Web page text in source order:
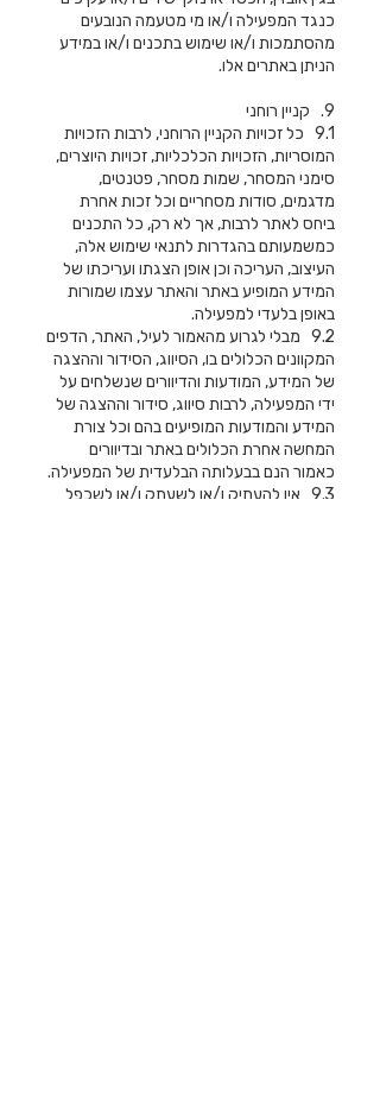
כנגד המפעילה ו/או מי מטעמה הנובעים
מהסתמכות ו/או שימוש בתכנים ו/או במידע
הניתן באתרים אלו.
9. קניין רוחני
9.1 כל זכויות הקניין הרוחני, לרבות הזכויות
המוסריות, הזכויות הכלכליות, זכויות היוצרים,
סימני המסחר, שמות מסחר, פטנטים,
מדגמים, סודות מסחריים וכל זכות אחרת
ביחס לאתר לרבות, אך לא רק, כל התכנים
כמשמעותם בהגדרות לתנאי שימוש אלה,
העיצוב, העריכה וכן אופן הצגתו ועריכתו של
המידע המופיע באתר והאתר עצמו שמורות
באופן בלעדי למפעילה.
9.2 מבלי לגרוע מהאמור לעיל, האתר, הדפים
המקוונים הכלולים בו, הסיווג, הסידור וההצגה
של המידע, המודעות והדיוורים שנשלחים על
ידי המפעילה, לרבות סיווג, סידור וההצגה של
המידע והמודעות המופיעים בהם וכל צורת
המחשה אחרת הכלולים באתר ובדיוורים
כאמור הנם בבעלותה הבלעדית של המפעילה.
9.3 אין להעתיק ו/או לשעתק ו/או לשכפל